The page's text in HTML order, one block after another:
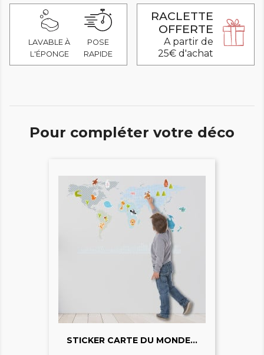
LAVABLE À
L'ÉPONGE
POSE
RAPIDE
RACLETTE
OFFERTE
A partir de
25€ d'achat
Pour compléter votre déco
STICKER CARTE DU MONDE...